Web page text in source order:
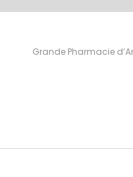
Grande Pharmacie